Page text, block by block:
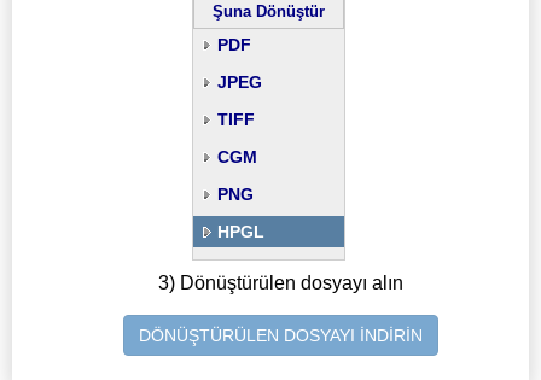
Şuna Dönüştür
PDF
JPEG
TIFF
CGM
PNG
HPGL
3) Dönüştürülen dosyayı alın
DÖNÜŞTÜRÜLEN DOSYAYI İNDİRİN